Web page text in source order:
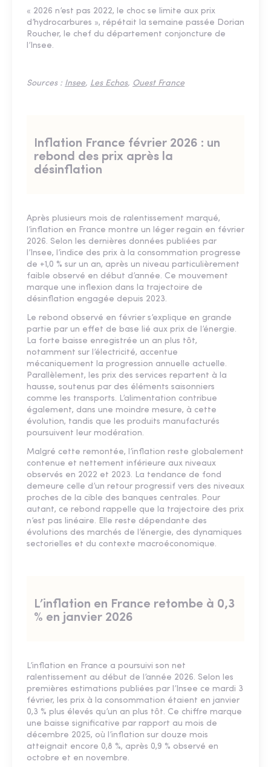
« 2026 n’est pas 2022, le choc se limite aux prix
d’hydrocarbures », répétait la semaine passée Dorian
Roucher, le chef du département conjoncture de
l’Insee.
Sources : Insee, Les Echos, Ouest France
Inflation France février 2026 : un
rebond des prix après la
désinflation
Après plusieurs mois de ralentissement marqué,
l’inflation en France montre un léger regain en février
2026. Selon les dernières données publiées par
l’Insee, l’indice des prix à la consommation progresse
de +1,0 % sur un an, après un niveau particulièrement
faible observé en début d’année. Ce mouvement
marque une inflexion dans la trajectoire de
désinflation engagée depuis 2023.
Le rebond observé en février s’explique en grande
partie par un effet de base lié aux prix de l’énergie.
La forte baisse enregistrée un an plus tôt,
notamment sur l’électricité, accentue
mécaniquement la progression annuelle actuelle.
Parallèlement, les prix des services repartent à la
hausse, soutenus par des éléments saisonniers
comme les transports. L’alimentation contribue
également, dans une moindre mesure, à cette
évolution, tandis que les produits manufacturés
poursuivent leur modération.
Malgré cette remontée, l’inflation reste globalement
contenue et nettement inférieure aux niveaux
observés en 2022 et 2023. La tendance de fond
demeure celle d’un retour progressif vers des niveaux
proches de la cible des banques centrales. Pour
autant, ce rebond rappelle que la trajectoire des prix
n’est pas linéaire. Elle reste dépendante des
évolutions des marchés de l’énergie, des dynamiques
sectorielles et du contexte macroéconomique.
L’inflation en France retombe à 0,3
% en janvier 2026
L’inflation en France a poursuivi son net
ralentissement au début de l’année 2026. Selon les
premières estimations publiées par l’Insee ce mardi 3
février, les prix à la consommation étaient en janvier
0,3 % plus élevés qu’un an plus tôt. Ce chiffre marque
une baisse significative par rapport au mois de
décembre 2025, où l’inflation sur douze mois
atteignait encore 0,8 %, après 0,9 % observé en
octobre et en novembre.